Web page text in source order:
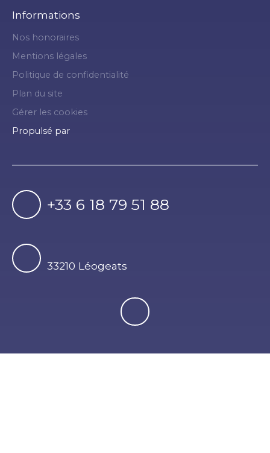
Informations
Nos honoraires
Mentions légales
Politique de confidentialité
Plan du site
Gérer les cookies
Propulsé par
+33 6 18 79 51 88
33210 Léogeats